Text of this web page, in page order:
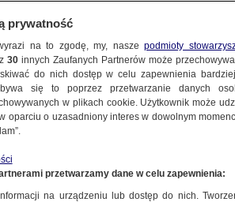
siedem najbogatszych
prywatność
na to zgodę, my, naszepodmioty
30 innych Zaufanych Partnerów może
do nich dostęp w celu zapewnienia
się to poprzez przetwarzanie danych
w plikach cookie. Użytkownik może
oparciu o uzasadniony interes w dowolnym
przetwarzamy dane w celu zapewnienia:
na urządzeniu lub dostęp do nich.